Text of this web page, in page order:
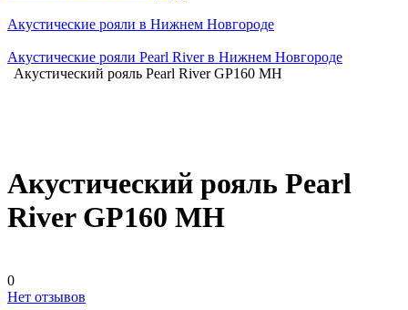
Акустические рояли в Нижнем Новгороде
Акустические рояли Pearl River в Нижнем Новгороде
Акустический рояль Pearl River GP160 MH
Акустический рояль Pearl
River GP160 MH
0
Нет отзывов